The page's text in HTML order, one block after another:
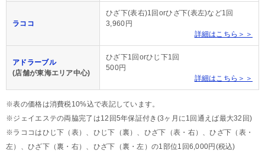
ラココ
ひざ下(表右)1回orひざ下(表左)など1回
3,960円
詳細はこちら＞＞
アドラーブル
(店舗が東海エリア中心)
ひざ下1回orひじ下1回
500円
詳細はこちら＞＞
※表の価格は消費税10%込で表記しています。
※ジェイエステの両脇完了は12回5年保証付き(3ヶ月に1回通えば最大32回)
※ラココはひじ下（表）、ひじ下（裏）、ひざ下（表・右）、ひざ下（表・
左）、ひざ下（裏・右）、ひざ下（裏・左）の1部位1回6,000円(税込)